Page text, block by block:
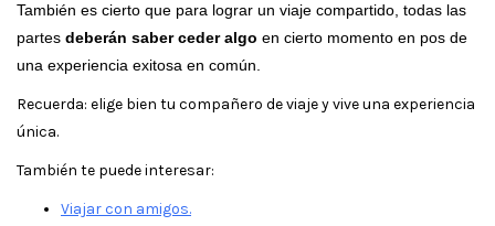
También es cierto que para lograr un viaje compartido, todas las
partes deberán saber ceder algo en cierto momento en pos de
una experiencia exitosa en común.
Recuerda: elige bien tu compañero de viaje y vive una experiencia
única.
También te puede interesar:
Viajar con amigos.